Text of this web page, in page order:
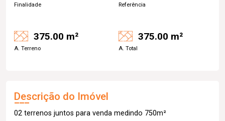
Finalidade Referência
375.00 m²
A. Terreno
375.00 m²
A. Total
Descrição do Imóvel
02 terrenos juntos para venda medindo 750m²